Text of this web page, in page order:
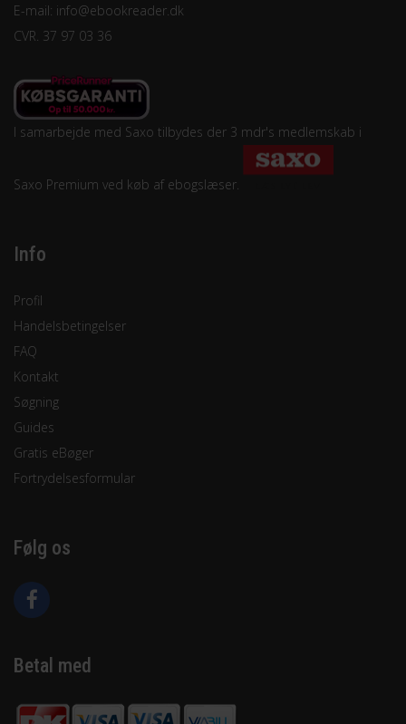
E-mail: info@ebookreader.dk
CVR. 37 97 03 36
I samarbejde med Saxo tilbydes der 3 mdr's medlemskab i
Saxo Premium ved køb af ebogslæser.
Info
Profil
Handelsbetingelser
FAQ
Kontakt
Søgning
Guides
Gratis eBøger
Fortrydelsesformular
Følg os
Betal med